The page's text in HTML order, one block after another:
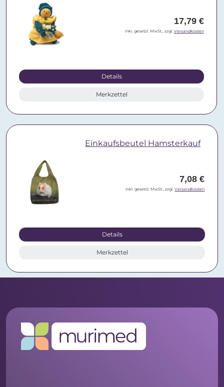
17,79 €
inkl. gesetzl. MwSt., zzgl. Versandkosten
Details
Merkzettel
Einkaufsbeutel Hamsterkauf
7,08 €
inkl. gesetzl. MwSt., zzgl.Versandkosten
Details
Merkzettel